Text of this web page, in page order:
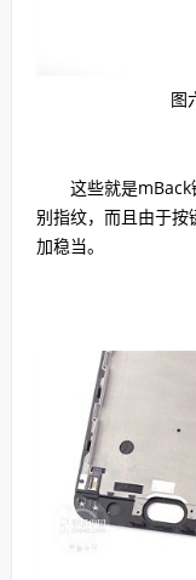
图
这些就是mBack
别指纹，而且由于按
加稳当。